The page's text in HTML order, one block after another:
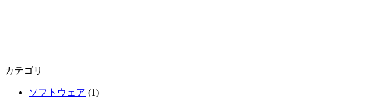
カテゴリ
ソフトウェア (1)